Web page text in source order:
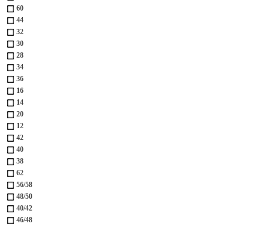
60
44
32
30
28
34
36
16
14
20
12
42
40
38
62
56/58
48/50
40/42
46/48